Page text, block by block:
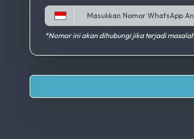
*Nomor ini akan dihubungi jika terjadi